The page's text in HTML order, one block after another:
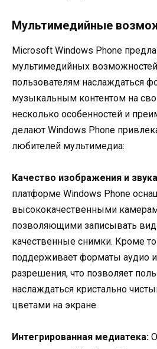
Мультимедийные
Microsoft Windows Phone
мультимедийных
пользователям наслаждаться
музыкальным контентом на
несколько особенностей и
делают Windows Phone
любителей мультимедиа:
Качество изображения и
платформе Windows Phone
высококачественными
позволяющими записывать
качественные снимки. Кроме
поддерживает форматы аудио
разрешения, что позволяет
наслаждаться кристально
цветами на экране.
Интегрированная медиатека: